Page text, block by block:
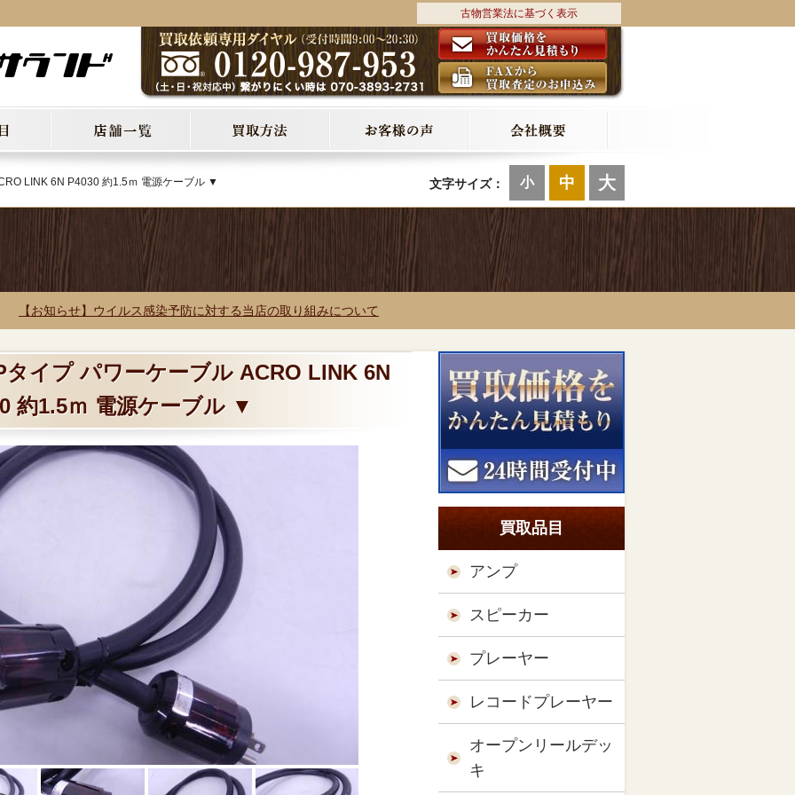
古物営業法に基づく表示
文字サイズ： 小 中 大
LINK 6N P4030 約1.5ｍ 電源ケーブル ▼
【お知らせ】ウイルス感染予防に対する当店の取り組みについて
タイプ パワーケーブル ACRO LINK 6N
約1.5ｍ 電源ケーブル ▼
買取品目
アンプ
スピーカー
プレーヤー
レコードプレーヤー
オープンリールデッ
キ